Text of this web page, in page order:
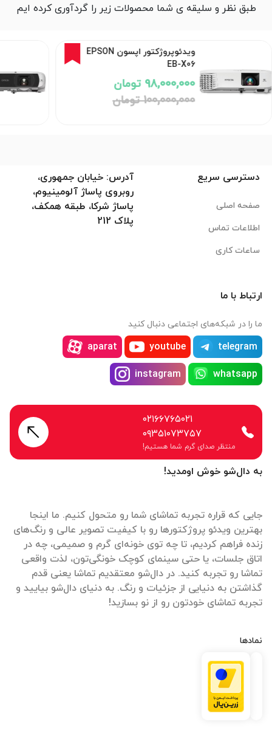
طبق نظر و سلیقه ی شما محصولات زیر را گردآوری کرده ایم
2%
ویدئوپروژکتور اپسون EPSON
98,000,000 تومان
186,000,000
به دال‌شو خوش اومدید!
جایی که قراره تجربه تماشای شما رو متحول کنیم. ما اینجا
بهترین ویدئو پروژکتورها رو با کیفیت تصویر عالی و رنگ‌های
زنده فراهم کردیم، تا چه توی خونه‌ای گرم و صمیمی، چه در
اتاق جلسات، یا حتی سینمای کوچک خونگی‌تون، لذت واقعی
تماشا رو تجربه کنید. در دال‌شو معتقدیم تماشا یعنی قدم
گذاشتن به دنیایی از جزئیات و رنگ. به دنیای دال‌شو بیایید و
تجربه تماشای خودتون رو از نو بسازید!
نمادها
دسترسی سریع
صفحه اصلی
اطلاعات تماس
ساعات کاری
آدرس: خیابان جمهوری،
روبروی پاساژ آلومینیوم،
پاساژ شرکا، طبقه همکف،
پلاک 212
ارتباط با ما
ما را در شبکه‌های اجتماعی دنبال کنید
telegram
youtube
aparat
whatsapp
instagram
۰۲۱۶۶۷۶۵۰۲۱
۰۹۳۵۱۰۷۳۷۵۷
منتظر صدای گرم شما هستیم!